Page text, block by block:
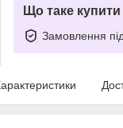
Що таке
Замовлення